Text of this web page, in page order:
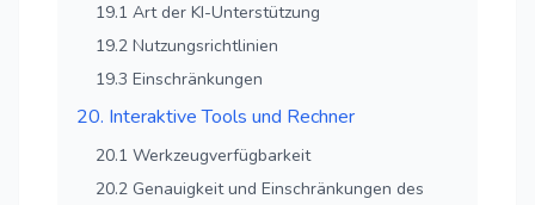
19.1 Art der KI-Unterstützung
19.2 Nutzungsrichtlinien
19.3 Einschränkungen
20. Interaktive Tools und Rechner
20.1 Werkzeugverfügbarkeit
20.2 Genauigkeit und Einschränkungen des